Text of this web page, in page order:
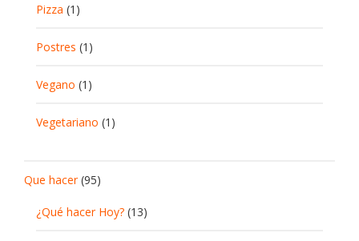
Pizza (1)
Postres (1)
Vegano (1)
Vegetariano (1)
Que hacer(95)
¿Qué hacer Hoy? (13)